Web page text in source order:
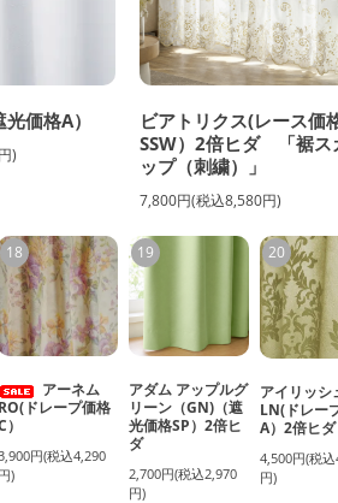
価格A）
)
ビアトリクス(レース価
SSW）2倍ヒダ 「裾ス
ップ（刺繍）」
7,800円(税込8,580円)
18
アーネム
ドレープ価格
）
円(税込4,290
)
19
アダム アップルグ
リーン（GN)（遮
光価格SP）2倍ヒ
ダ
2,700円(税込2,970
円)
20
アイリッシ
LN(ドレー
A）2倍ヒダ
4,500円(税
円)